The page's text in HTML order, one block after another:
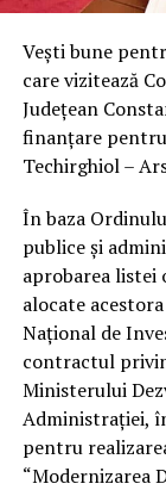
Vești bune
care vizitează
Județean
finanțare
Techirghiol –
În baza
publice și
aprobarea listei
alocate
Național de
contractul
Ministerului
Administrației,
pentru
“Modernizarea